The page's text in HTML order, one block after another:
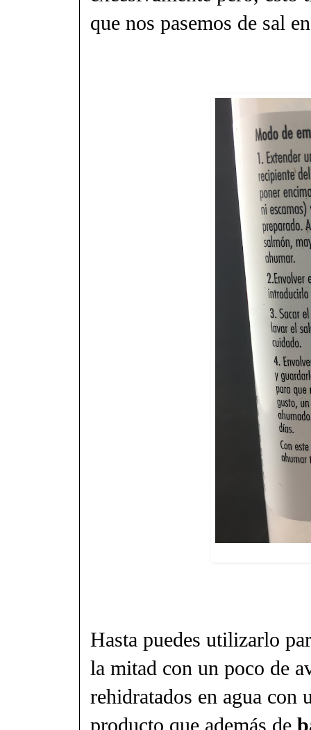
que nos pasemos de sal
Hasta puedes utilizarlo
la mitad con un poco de
rehidratados en agua con
producto que además de